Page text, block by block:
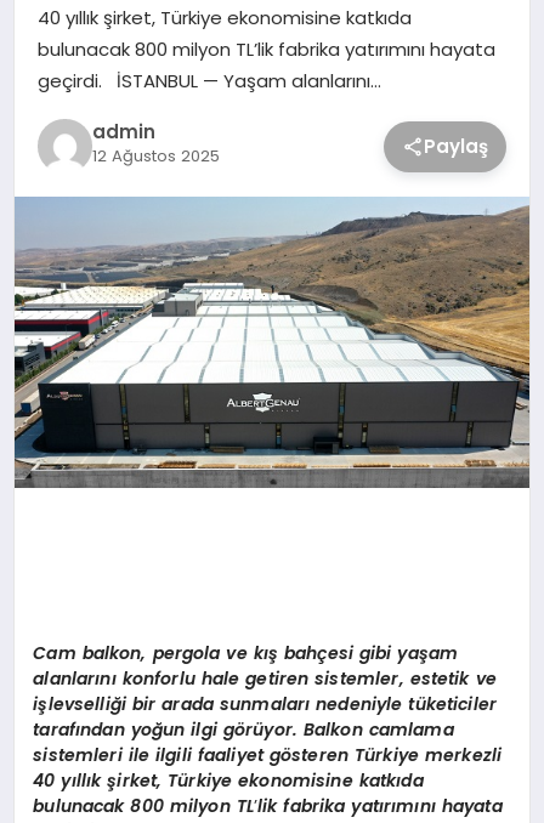
40 yıllık şirket, Türkiye ekonomisine katkıda
bulunacak 800 milyon TL’lik fabrika yatırımını hayata
geçirdi. İSTANBUL — Yaşam alanlarını…
admin
12 Ağustos 2025 Paylaş
Cam balkon, pergola ve kış bahçesi gibi yaşam
alanlarını konforlu hale getiren sistemler, estetik ve
işlevselliği bir arada sunmaları nedeniyle tüketiciler
tarafından yoğun ilgi görüyor. Balkon camlama
sistemleri ile ilgili faaliyet gösteren Türkiye merkezli
40 yıllık şirket, Türkiye ekonomisine katkıda
bulunacak 800 milyon TL’lik fabrika yatırımını hayata